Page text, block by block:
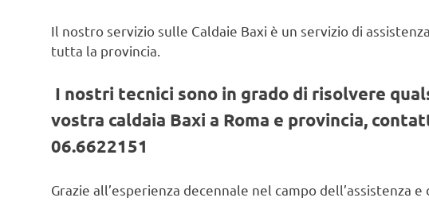
Il nostro servizio sulle Caldaie Baxi è un servizio di
tutta la provincia.
I nostri tecnici sono in grado di risolvere
vostra caldaia Baxi a Roma e provincia,
06.6622151
Grazie all’esperienza decennale nel campo dell’assistenza e